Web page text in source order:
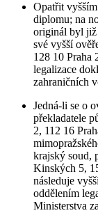
Opatřit
diplomu; na
originál byl již
své vyšší
128 10 Praha
legalizace
zahraničních
Jedná-li se o
překladatele
2, 112 16
krajský soud,
Kinských 5,
následuje
oddělením
Ministerstva